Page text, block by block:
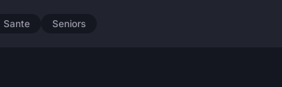
Sante Seniors